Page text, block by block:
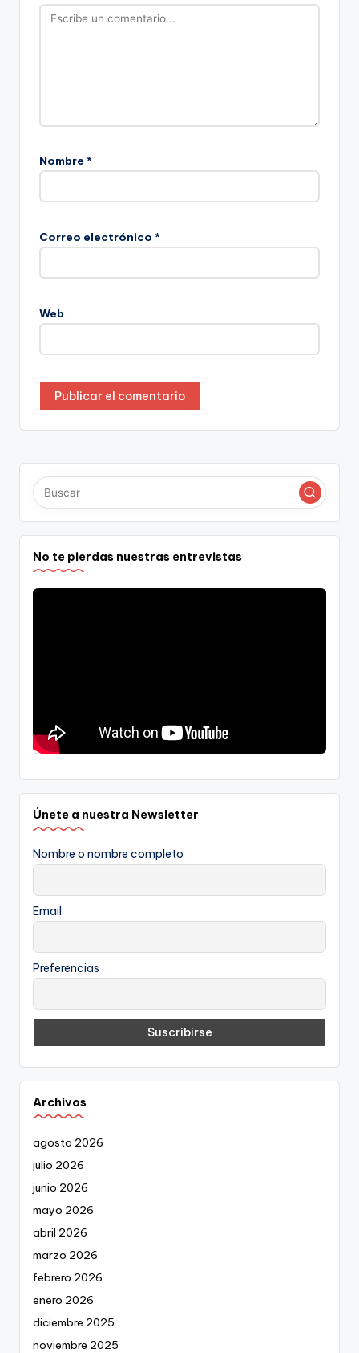
Nombre *
Correo electrónico *
Web
No te pierdas nuestras entrevistas
Únete a nuestra Newsletter
Nombre o nombre completo
Email
Preferencias
Archivos
agosto 2026
julio 2026
junio 2026
mayo 2026
abril 2026
marzo 2026
febrero 2026
enero 2026
diciembre 2025
noviembre 2025